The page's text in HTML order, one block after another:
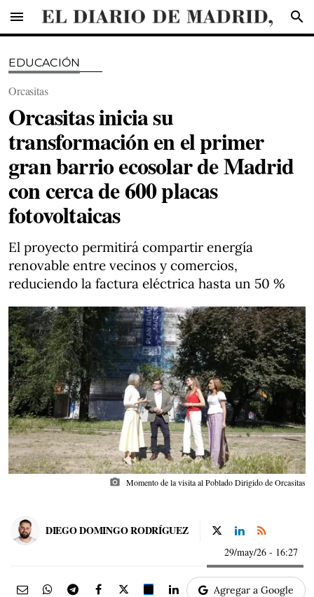
menu search
EDUCACIÓN
Orcasitas
Orcasitas inicia su
transformación en el primer
gran barrio ecosolar de Madrid
con cerca de 600 placas
fotovoltaicas
El proyecto permitirá compartir energía
renovable entre vecinos y comercios,
reduciendo la factura eléctrica hasta un 50 %
photo_camera Momento de la visita al Poblado Dirigido de Orcasitas
DIEGO DOMINGO RODRÍGUEZ
29/may/26 - 16:27
Agregar a Google